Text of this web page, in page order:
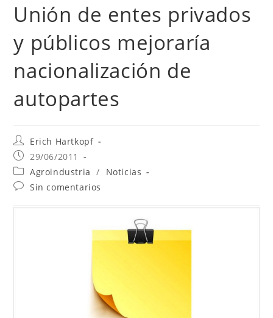
Unión de entes privados
y públicos mejoraría
nacionalización de
autopartes
Erich Hartkopf
29/06/2011
Agroindustria
/
Noticias
Sin comentarios